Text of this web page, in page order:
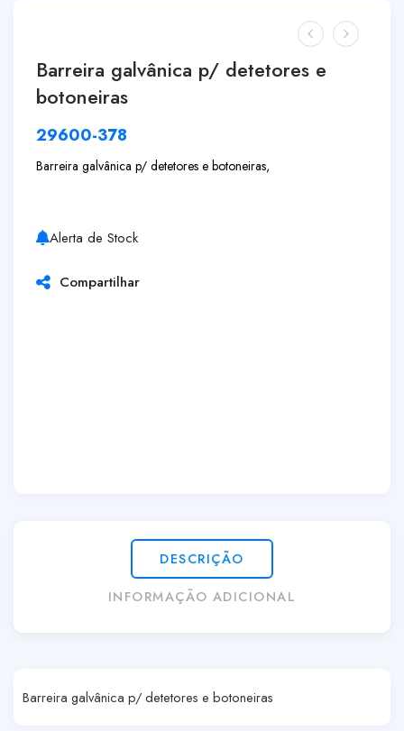
Barreira galvânica p/ detetores e
botoneiras
29600-378
Barreira galvânica p/ detetores e botoneiras,
Alerta de Stock
Compartilhar
DESCRIÇÃO
INFORMAÇÃO ADICIONAL
Barreira galvânica p/ detetores e botoneiras